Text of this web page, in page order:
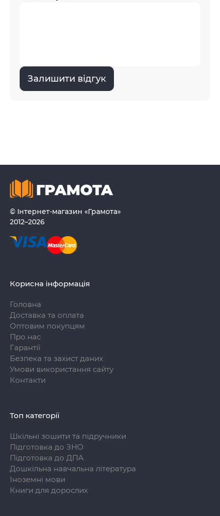
Залишити відгук
© Інтернет-магазин «Грамота»
2012–2026
Корисна інформація
Головна
Доставка та оплата
Оптовим покупцям
Про нас
Гарантії
Безпека та захист даних
Умови використання сайту
Контакти
Топ категорії
Шкільні зошити та підручники
Підготовка до ЗНО
Підготовка до ДПА
Дошкільна навчальна література
Іноземні мови
Книги для дорослих